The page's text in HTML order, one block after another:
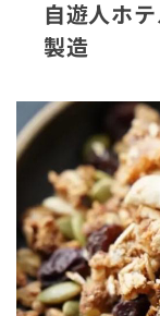
自遊人ホ
製造